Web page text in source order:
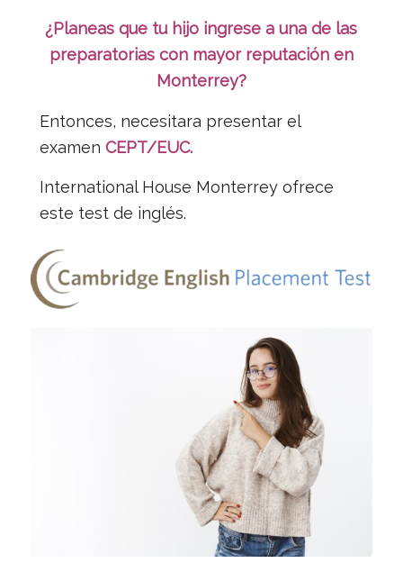
¿Planeas que tu hijo ingrese a una de las
preparatorias con mayor reputación en
Monterrey?
Entonces, necesitara presentar el
examen CEPT/EUC.
International House Monterrey ofrece
este test de inglés.